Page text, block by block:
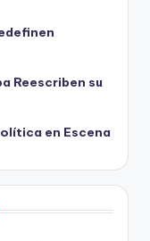
Reescriben su
en Escena